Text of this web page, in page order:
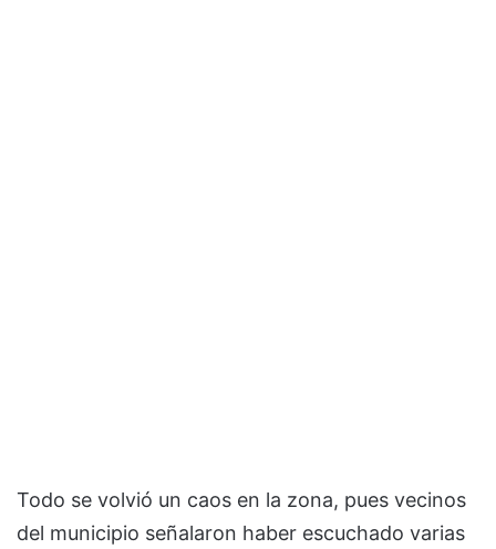
Todo se volvió un caos en la zona, pues vecinos
del municipio señalaron haber escuchado varias